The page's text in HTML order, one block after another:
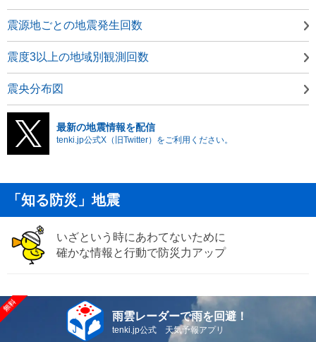
震源地ごとの地震発生回数
震度3以上の地域別観測回数
震央分布図
最新の地震情報を配信
tenki.jp公式X（旧Twitter）をご利用ください。
「知る防災」地震
いざという時にあわてないために
確かな情報と行動で防災力アップ
雨雲レーダーで雨を回避！
tenki.jp公式 天気予報アプリ